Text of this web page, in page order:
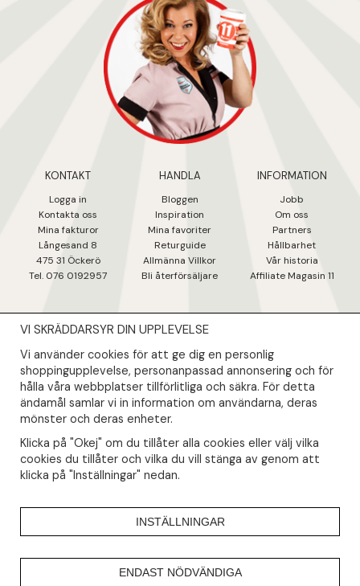
KONTAKT
Logga in
Kontakta oss
Mina fakturor
Långesand 8
475 31 Öckerö
Tel. 076 0192957
HANDLA
Bloggen
Inspiration
Mina favoriter
Returguide
Allmänna Villkor
Bli återförsäljare
INFORMATION
Jobb
Om oss
Partners
Hållbarhet
Vår historia
Affiliate Magasin 11
NYHETSBREV
Såklart skall du ta del av våra bästa erbjudanden & nyheter!
Din mail kommer endast användas till våra nyhetsbrev.
VI SKRÄDDARSYR DIN UPPLEVELSE
Vi använder cookies för att ge dig en personlig
shoppingupplevelse, personanpassad annonsering och för
hålla våra webbplatser tillförlitliga och säkra. För detta
ändamål samlar vi in information om användarna, deras
mönster och deras enheter.
Klicka på "Okej" om du tillåter alla cookies eller välj vilka
cookies du tillåter och vilka du vill stänga av genom att
klicka på "Inställningar" nedan.
INSTÄLLNINGAR
ENDAST NÖDVÄNDIGA